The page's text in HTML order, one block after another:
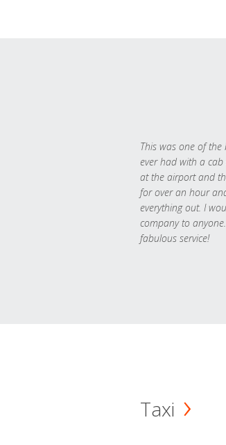
This was one of the
ever had with a
at the airport and
for over an hour
everything out. I
company to
fabulous service!
Taxi